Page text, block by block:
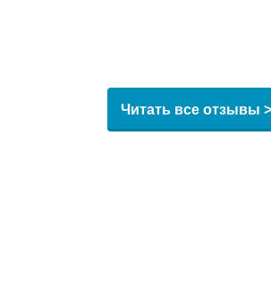
Читать все отзывы